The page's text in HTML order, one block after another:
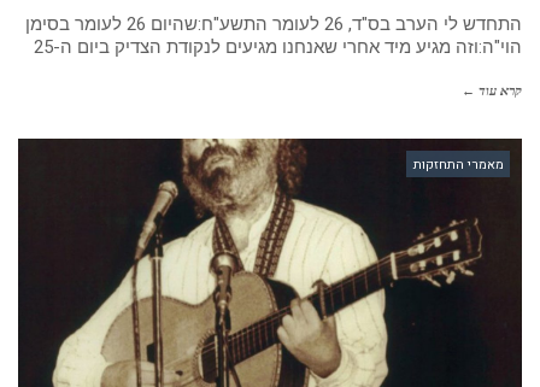
התחדש לי הערב בס"ד, 26 לעומר התשע"ח:שהיום 26 לעומר בסימן
הוי"ה:וזה מגיע מיד אחרי שאנחנו מגיעים לנקודת הצדיק ביום ה-25
קרא עוד ←
מאמרי התחזקות